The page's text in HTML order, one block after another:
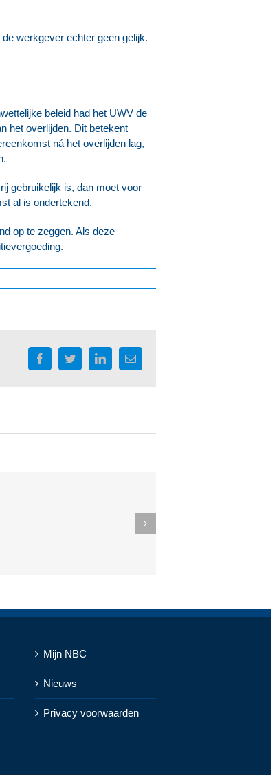
werkgever echter geen gelijk.
beleid had het UWV de
het overlijden. Dit betekent
ná het overlijden lag,
gebruikelijk is, dan moet voor
al is ondertekend.
op te zeggen. Als deze
FacebookTwitterLinkedIn
E-
mail
Mijn NBC
Nieuws
Privacy voorwaarden